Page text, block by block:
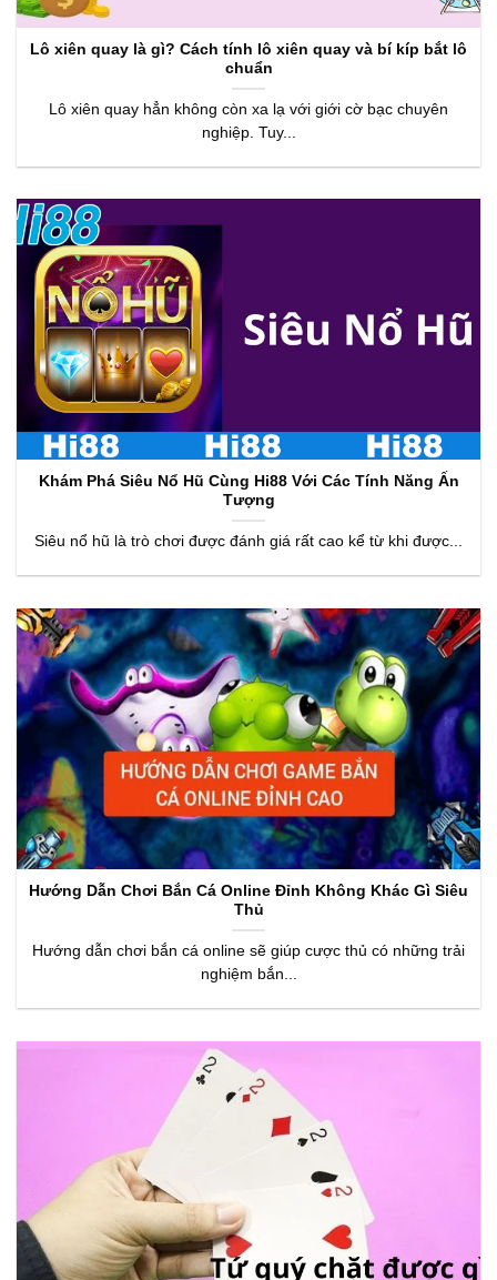
Lô xiên quay là gì? Cách tính lô xiên quay và bí kíp bắt lô
chuẩn
Lô xiên quay hẳn không còn xa lạ với giới cờ bạc chuyên
nghiệp. Tuy...
Khám Phá Siêu Nổ Hũ Cùng Hi88 Với Các Tính Năng Ấn
Tượng
Siêu nổ hũ là trò chơi được đánh giá rất cao kể từ khi được...
Hướng Dẫn Chơi Bắn Cá Online Đỉnh Không Khác Gì Siêu
Thủ
Hướng dẫn chơi bắn cá online sẽ giúp cược thủ có những trải
nghiệm bắn...